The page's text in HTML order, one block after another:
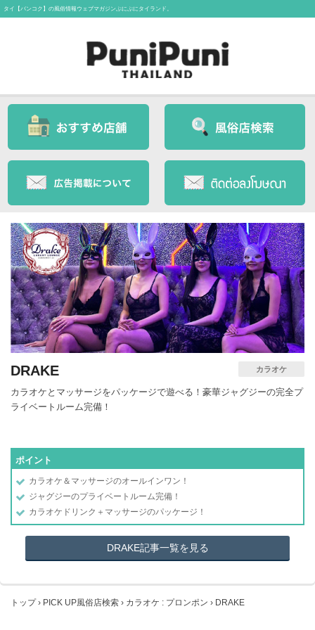
タイ【バンコク】の風俗情報ウェブマガジンぷにぷにタイランド。
DRAKE カラオケ
カラオケとマッサージをパッケージで遊べる！豪華ジャグジーの完全プ
ライベートルーム完備！
ポイント
カラオケ＆マッサージのオールインワン！
ジャグジーのプライベートルーム完備！
カラオケドリンク＋マッサージのパッケージ！
DRAKE記事一覧を見る
トップ › PICK UP風俗店検索 › カラオケ : プロンポン › DRAKE